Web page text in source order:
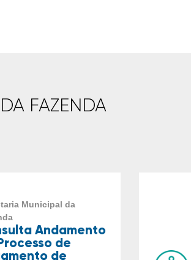
FAZENDA
Municipal da
Andamento
de
de